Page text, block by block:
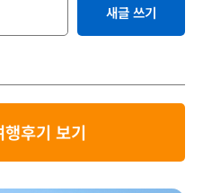
새글 쓰기
후기 보기